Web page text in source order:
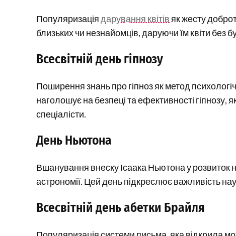
Популяризація дарування квітів як жесту
близьких чи незнайомців, даруючи їм квіти без
Всесвітній день гіпнозу
Поширення знань про гіпноз як метод
наголошує на безпеці та ефективності гіпнозу,
спеціалісти.
День Ньютона
Вшанування внеску Ісаака Ньютона у розвиток
астрономії. Цей день підкреслює важливість
Всесвітній день абетки Брайля